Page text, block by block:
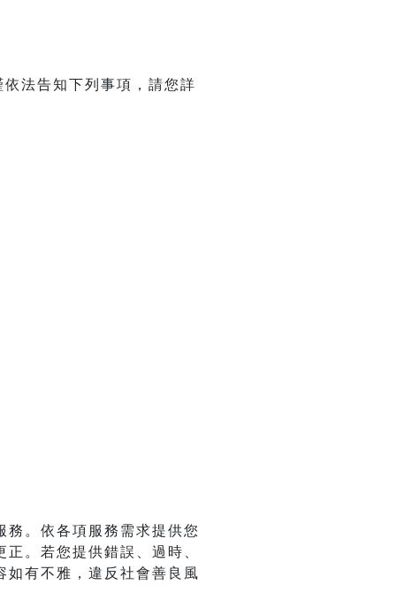
法告知下列事項，請您詳
。依各項服務需求提供您
。若您提供錯誤、過時、
如有不雅，違反社會善良風